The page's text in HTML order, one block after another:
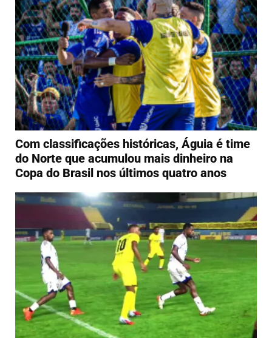
Com classificações históricas, Águia é time
do Norte que acumulou mais dinheiro na
Copa do Brasil nos últimos quatro anos